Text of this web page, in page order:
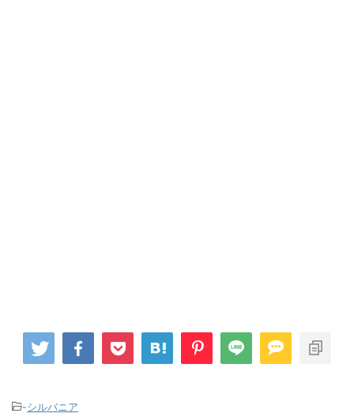
-シルバニア